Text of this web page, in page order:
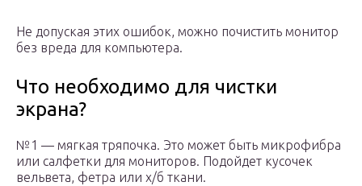
Не допуская этих ошибок, можно почистить монитор
без вреда для компьютера.
Что необходимо для чистки
экрана?
№1 — мягкая тряпочка. Это может быть микрофибра
или салфетки для мониторов. Подойдет кусочек
вельвета, фетра или х/б ткани.